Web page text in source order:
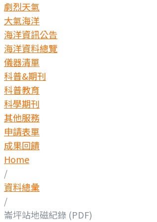
劇烈天氣
大氣海洋
海洋資訊公告
海洋資料總覽
儀器清單
科普&期刊
科普教育
科學期刊
其他服務
申請表單
成果回饋
Home
/
資料總彙
/
崙坪站地磁紀錄 (PDF)